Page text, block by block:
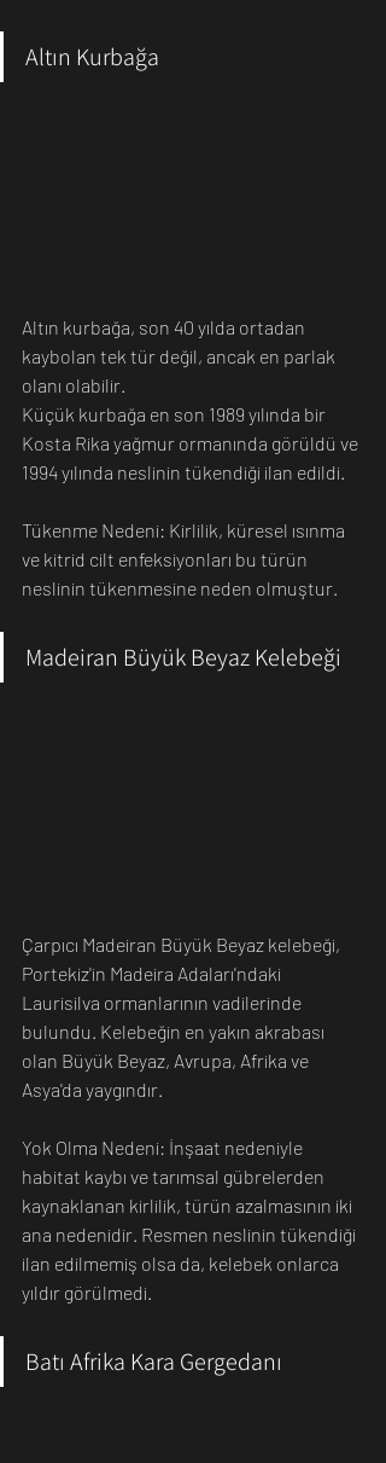
Altın Kurbağa
Altın kurbağa, son 40 yılda ortadan
kaybolan tek tür değil, ancak en parlak
olanı olabilir.
Küçük kurbağa en son 1989 yılında bir
Kosta Rika yağmur ormanında görüldü ve
1994 yılında neslinin tükendiği ilan edildi.
Tükenme Nedeni: Kirlilik, küresel ısınma
ve kitrid cilt enfeksiyonları bu türün
neslinin tükenmesine neden olmuştur.
Madeiran Büyük Beyaz Kelebeği
Çarpıcı Madeiran Büyük Beyaz kelebeği,
Portekiz'in Madeira Adaları'ndaki
Laurisilva ormanlarının vadilerinde
bulundu. Kelebeğin en yakın akrabası
olan Büyük Beyaz, Avrupa, Afrika ve
Asya'da yaygındır.
Yok Olma Nedeni: İnşaat nedeniyle
habitat kaybı ve tarımsal gübrelerden
kaynaklanan kirlilik, türün azalmasının iki
ana nedenidir. Resmen neslinin tükendiği
ilan edilmemiş olsa da, kelebek onlarca
yıldır görülmedi.
Batı Afrika Kara Gergedanı